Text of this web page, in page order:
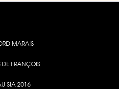
MARAIS
DE FRANÇOIS
SIA 2016